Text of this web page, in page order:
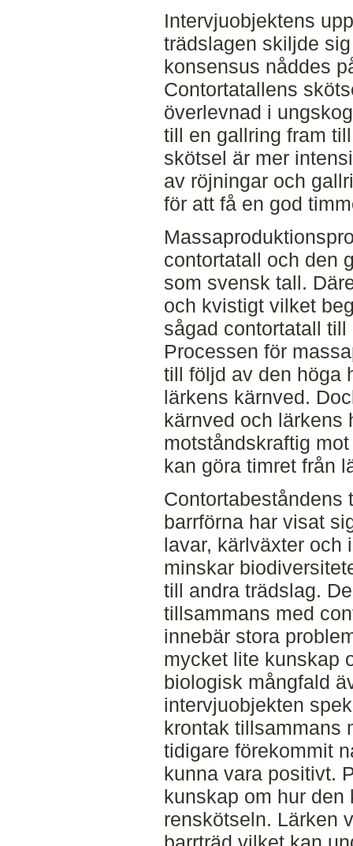
Intervjuobjektens
trädslagen skiljde
konsensus nåddes
Contortatallens
överlevnad i
till en gallring fram
skötsel är mer
av röjningar och
för att få en god
contortatall och den
som svensk tall.
och kvistigt vilket
sågad contortatall
Processen för
till följd av den höga
lärkens kärnved.
kärnved och lärkens
motståndskraftig
kan göra timret från
Contortabeståndens
barrförna har visat
lavar, kärlväxter och
minskar
till andra trädslag.
tillsammans med
innebär stora
mycket lite kunskap
biologisk mångfald
intervjuobjekten
krontak tillsammans
tidigare förekommit
kunna vara positivt.
kunskap om hur
renskötseln. Lärken